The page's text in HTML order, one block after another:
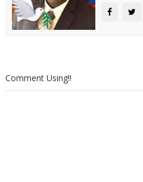
Comment Using!!